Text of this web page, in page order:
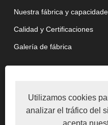
Nuestra fábrica y
Calidad y Certificaciones
Galería de fábrica
Utilizamos cookies
analizar el tráfico del
acepta